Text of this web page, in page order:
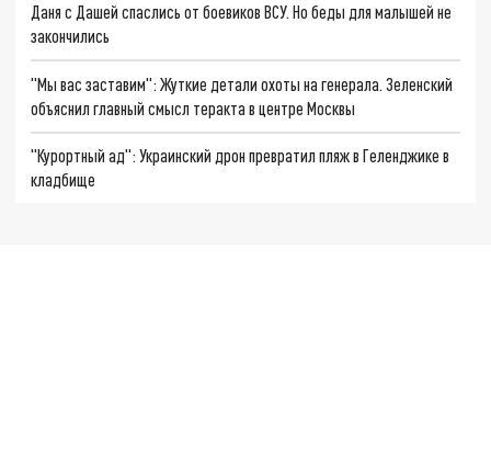
Даня с Дашей спаслись от боевиков ВСУ. Но беды для малышей не
закончились
"Мы вас заставим": Жуткие детали охоты на генерала. Зеленский
объяснил главный смысл теракта в центре Москвы
"Курортный ад": Украинский дрон превратил пляж в Геленджике в
кладбище